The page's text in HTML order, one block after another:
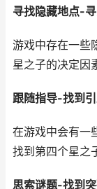
寻找隐藏地点-
游戏中存在一些
星之子的决定因
跟随指导-找到
在游戏中会有一
找到第四个星之
思索谜题-找到